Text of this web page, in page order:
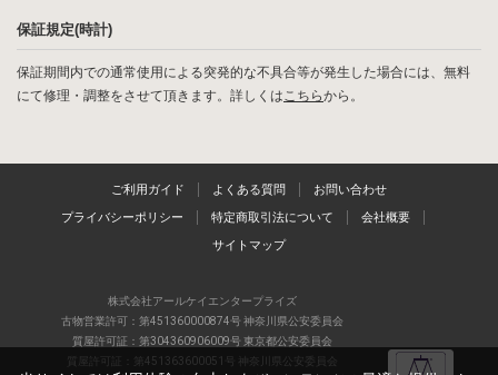
保証規定(時計)
保証期間内での通常使用による突発的な不具合等が発生した場合には、無料
にて修理・調整をさせて頂きます。詳しくはこちらから。
ご利用ガイド よくある質問 お問い合わせ
プライバシーポリシー 特定商取引法について 会社概要
サイトマップ
株式会社アールケイエンタープライズ
古物営業許可：第451360000874号 神奈川県公安委員会
質屋許可証：第304360906009号 東京都公安委員会
質屋許可証：第451363600051号 神奈川県公安委員会